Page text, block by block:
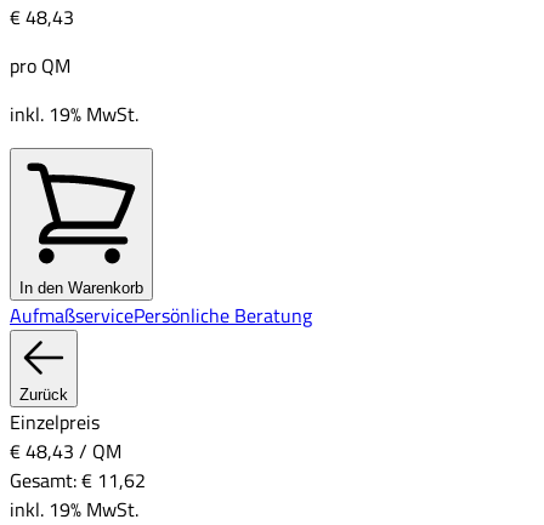
€ 48,43
pro QM
inkl. 19% MwSt.
In den Warenkorb
AufmaßservicePersönliche Beratung
Zurück
Einzelpreis
€ 48,43 / QM
Gesamt:€ 11,62
inkl. 19% MwSt.